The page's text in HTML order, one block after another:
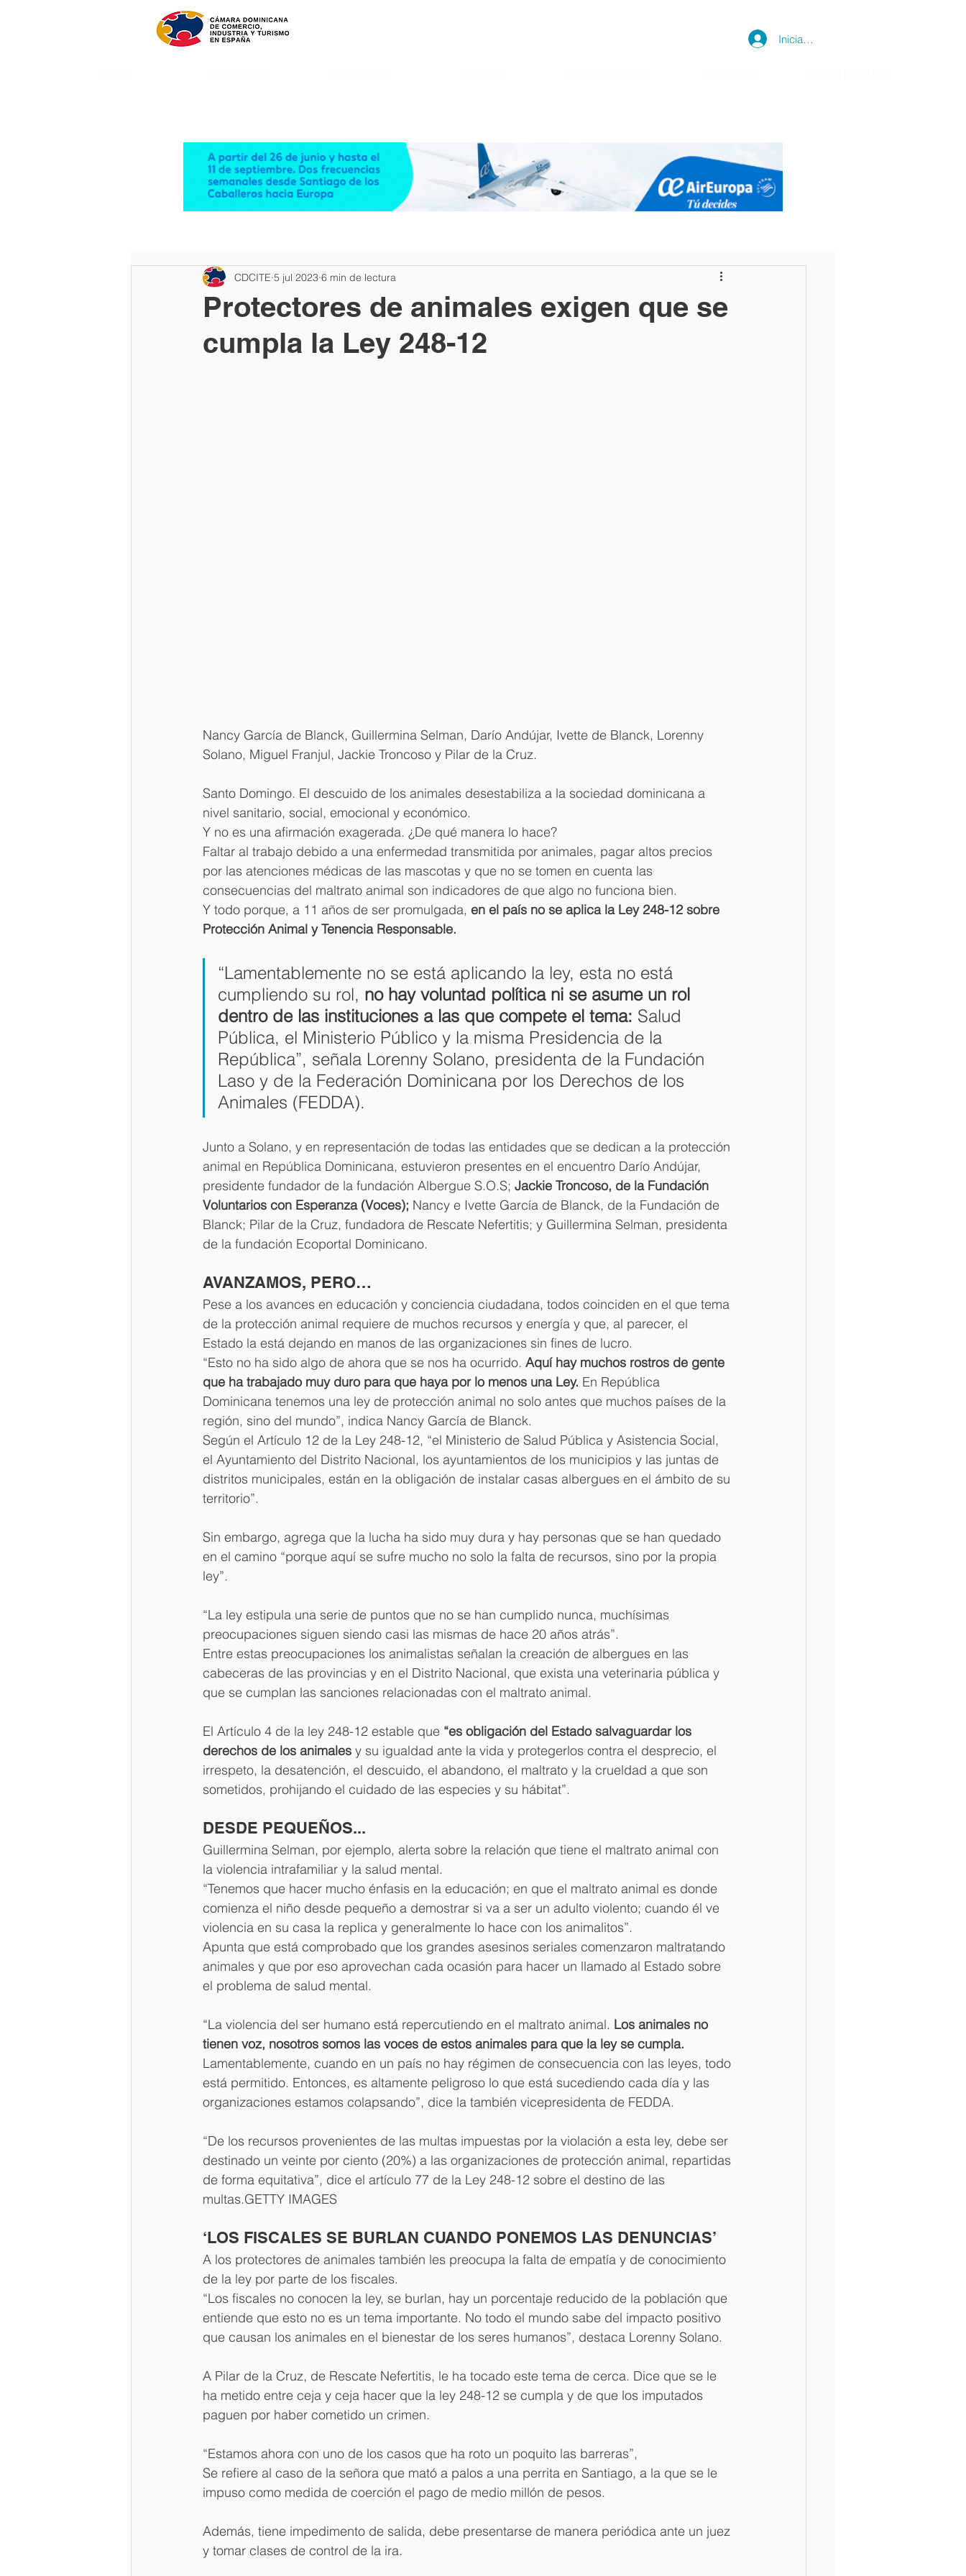
Iniciar sesión
Protectores de animales exigen que se
cumpla la Ley 248-12
CDCITE 5 jul 2023 6 min de lectura
Nancy García de Blanck, Guillermina Selman, Darío Andújar, Ivette de Blanck, Lorenny
Solano, Miguel Franjul, Jackie Troncoso y Pilar de la Cruz.
​Santo Domingo. El descuido de los animales desestabiliza a la sociedad dominicana a
nivel sanitario, social, emocional y económico.
Y no es una afirmación exagerada. ¿De qué manera lo hace?
Faltar al trabajo debido a una enfermedad transmitida por animales, pagar altos precios
por las atenciones médicas de las mascotas y que no se tomen en cuenta las
consecuencias del maltrato animal son indicadores de que algo no funciona bien.
Y todo porque, a 11 años de ser promulgada, en el país no se aplica la Ley 248-12 sobre
Protección Animal y Tenencia Responsable.
“Lamentablemente no se está aplicando la ley, esta no está
cumpliendo su rol, no hay voluntad política ni se asume un rol
dentro de las instituciones a las que compete el tema: Salud
Pública, el Ministerio Público y la misma Presidencia de la
República”, señala Lorenny Solano, presidenta de la Fundación
Laso y de la Federación Dominicana por los Derechos de los
Animales (FEDDA).
Junto a Solano, y en representación de todas las entidades que se dedican a la protección
animal en República Dominicana, estuvieron presentes en el encuentro Darío Andújar,
presidente fundador de la fundación Albergue S.O.S; Jackie Troncoso, de la Fundación
Voluntarios con Esperanza (Voces); Nancy e Ivette García de Blanck, de la Fundación de
Blanck; Pilar de la Cruz, fundadora de Rescate Nefertitis; y Guillermina Selman, presidenta
de la fundación Ecoportal Dominicano.
AVANZAMOS, PERO…
Pese a los avances en educación y conciencia ciudadana, todos coinciden en el que tema
de la protección animal requiere de muchos recursos y energía y que, al parecer, el
Estado la está dejando en manos de las organizaciones sin fines de lucro.
“Esto no ha sido algo de ahora que se nos ha ocurrido. Aquí hay muchos rostros de gente
que ha trabajado muy duro para que haya por lo menos una Ley. En República
Dominicana tenemos una ley de protección animal no solo antes que muchos países de la
región, sino del mundo”, indica Nancy García de Blanck.
Según el Artículo 12 de la Ley 248-12, “el Ministerio de Salud Pública y Asistencia Social,
el Ayuntamiento del Distrito Nacional, los ayuntamientos de los municipios y las juntas de
distritos municipales, están en la obligación de instalar casas albergues en el ámbito de su
territorio”.
Sin embargo, agrega que la lucha ha sido muy dura y hay personas que se han quedado
en el camino “porque aquí se sufre mucho no solo la falta de recursos, sino por la propia
ley”.
“La ley estipula una serie de puntos que no se han cumplido nunca, muchísimas
preocupaciones siguen siendo casi las mismas de hace 20 años atrás”.
Entre estas preocupaciones los animalistas señalan la creación de albergues en las
cabeceras de las provincias y en el Distrito Nacional, que exista una veterinaria pública y
que se cumplan las sanciones relacionadas con el maltrato animal.
El Artículo 4 de la ley 248-12 estable que “es obligación del Estado salvaguardar los
derechos de los animales y su igualdad ante la vida y protegerlos contra el desprecio, el
irrespeto, la desatención, el descuido, el abandono, el maltrato y la crueldad a que son
sometidos, prohijando el cuidado de las especies y su hábitat”.
DESDE PEQUEÑOS...
Guillermina Selman, por ejemplo, alerta sobre la relación que tiene el maltrato animal con
la violencia intrafamiliar y la salud mental.
“Tenemos que hacer mucho énfasis en la educación; en que el maltrato animal es donde
comienza el niño desde pequeño a demostrar si va a ser un adulto violento; cuando él ve
violencia en su casa la replica y generalmente lo hace con los animalitos”.
Apunta que está comprobado que los grandes asesinos seriales comenzaron maltratando
animales y que por eso aprovechan cada ocasión para hacer un llamado al Estado sobre
el problema de salud mental.
“La violencia del ser humano está repercutiendo en el maltrato animal. Los animales no
tienen voz, nosotros somos las voces de estos animales para que la ley se cumpla.
Lamentablemente, cuando en un país no hay régimen de consecuencia con las leyes, todo
está permitido. Entonces, es altamente peligroso lo que está sucediendo cada día y las
organizaciones estamos colapsando”, dice la también vicepresidenta de FEDDA.
“De los recursos provenientes de las multas impuestas por la violación a esta ley, debe ser
destinado un veinte por ciento (20%) a las organizaciones de protección animal, repartidas
de forma equitativa”, dice el artículo 77 de la Ley 248-12 sobre el destino de las
multas.GETTY IMAGES
‘LOS FISCALES SE BURLAN CUANDO PONEMOS LAS DENUNCIAS’
A los protectores de animales también les preocupa la falta de empatía y de conocimiento
de la ley por parte de los fiscales.
“Los fiscales no conocen la ley, se burlan, hay un porcentaje reducido de la población que
entiende que esto no es un tema importante. No todo el mundo sabe del impacto positivo
que causan los animales en el bienestar de los seres humanos”, destaca Lorenny Solano.
A Pilar de la Cruz, de Rescate Nefertitis, le ha tocado este tema de cerca. Dice que se le
ha metido entre ceja y ceja hacer que la ley 248-12 se cumpla y de que los imputados
paguen por haber cometido un crimen.
“Estamos ahora con uno de los casos que ha roto un poquito las barreras”,
Se refiere al caso de la señora que mató a palos a una perrita en Santiago, a la que se le
impuso como medida de coerción el pago de medio millón de pesos.
Además, tiene impedimento de salida, debe presentarse de manera periódica ante un juez
y tomar clases de control de la ira.